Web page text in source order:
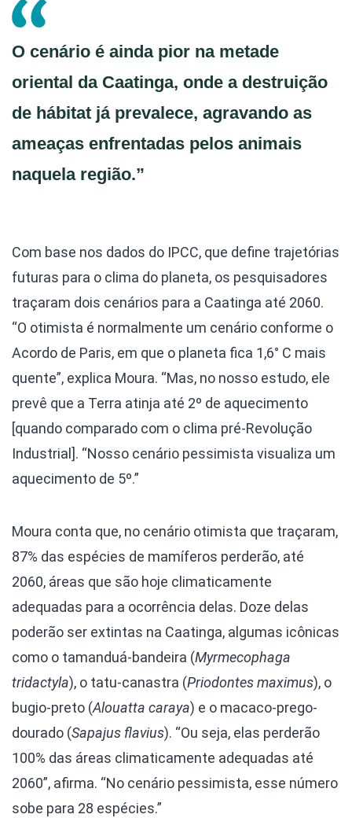
O cenário é ainda pior na metade
oriental da Caatinga, onde a destruição
de hábitat já prevalece, agravando as
ameaças enfrentadas pelos animais
naquela região.”
Com base nos dados do IPCC, que define trajetórias
futuras para o clima do planeta, os pesquisadores
traçaram dois cenários para a Caatinga até 2060.
“O otimista é normalmente um cenário conforme o
Acordo de Paris, em que o planeta fica 1,6° C mais
quente”, explica Moura. “Mas, no nosso estudo, ele
prevê que a Terra atinja até 2º de aquecimento
[quando comparado com o clima pré-Revolução
Industrial]. “Nosso cenário pessimista visualiza um
aquecimento de 5º.”
Moura conta que, no cenário otimista que traçaram,
87% das espécies de mamíferos perderão, até
2060, áreas que são hoje climaticamente
adequadas para a ocorrência delas. Doze delas
poderão ser extintas na Caatinga, algumas icônicas
como o tamanduá-bandeira (Myrmecophaga
tridactyla), o tatu-canastra (Priodontes maximus), o
bugio-preto (Alouatta caraya) e o macaco-prego-
dourado (Sapajus flavius). “Ou seja, elas perderão
100% das áreas climaticamente adequadas até
2060”, afirma. “No cenário pessimista, esse número
sobe para 28 espécies.”